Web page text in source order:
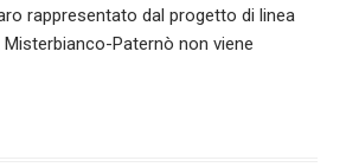
rappresentato dal progetto di linea
Paternò non viene